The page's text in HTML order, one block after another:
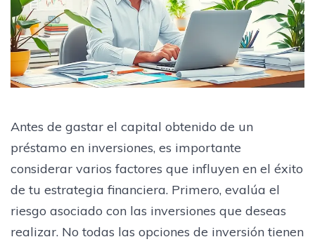
Antes de gastar el capital obtenido de un
préstamo en inversiones, es importante
considerar varios factores que influyen en el éxito
de tu estrategia financiera. Primero, evalúa el
riesgo asociado con las inversiones que deseas
realizar. No todas las opciones de inversión tienen